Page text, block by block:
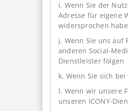
i. Wenn Sie der
Adresse für eigene
widersprochen
j. Wenn Sie uns auf
anderen Social-
Dienstleister folgen
k. Wenn Sie sich
l. Wenn wir unsere
unseren ICONY-